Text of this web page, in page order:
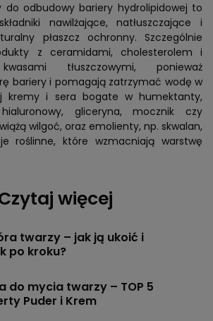
do odbudowy bariery hydrolipidowej to
nawilżające, natłuszczające i
płaszcz ochronny. Szczególnie
z ceramidami, cholesterolem i
tłuszczowymi, ponieważ
bariery i pomagają zatrzymać wodę w
kremy i sera bogate w humektanty,
gliceryna, mocznik czy
wilgoć, oraz emolienty, np. skwalan,
roślinne, które wzmacniają warstwę
więcej
twarzy – jak ją ukoić i
po kroku?
do mycia twarzy – TOP 5
Puder i Krem